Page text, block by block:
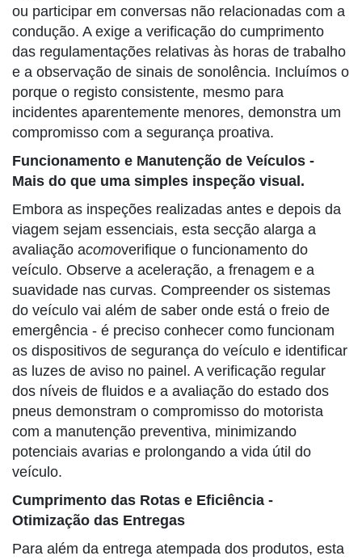
ou participar em conversas não relacionadas com a
condução. A exige a verificação do cumprimento
das regulamentações relativas às horas de trabalho
e a observação de sinais de sonolência. Incluímos o
porque o registo consistente, mesmo para
incidentes aparentemente menores, demonstra um
compromisso com a segurança proativa.
Funcionamento e Manutenção de Veículos -
Mais do que uma simples inspeção visual.
Embora as inspeções realizadas antes e depois da
viagem sejam essenciais, esta secção alarga a
avaliação acomoverifique o funcionamento do
veículo. Observe a aceleração, a frenagem e a
suavidade nas curvas. Compreender os sistemas
do veículo vai além de saber onde está o freio de
emergência - é preciso conhecer como funcionam
os dispositivos de segurança do veículo e identificar
as luzes de aviso no painel. A verificação regular
dos níveis de fluidos e a avaliação do estado dos
pneus demonstram o compromisso do motorista
com a manutenção preventiva, minimizando
potenciais avarias e prolongando a vida útil do
veículo.
Cumprimento das Rotas e Eficiência -
Otimização das Entregas
Para além da entrega atempada dos produtos, esta